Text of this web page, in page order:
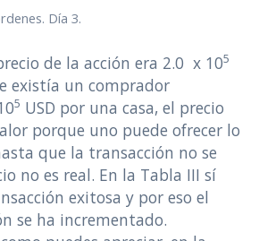
Día 3.
de la acción era 2.0 x 105
existía un comprador
5 USD por una casa, el precio
porque uno puede ofrecer lo
que la transacción no se
no es real. En la Tabla III sí
exitosa y por eso el
se ha incrementado.